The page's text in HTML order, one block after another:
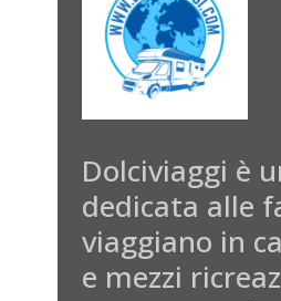
Dolciviaggi è
dedicata alle
viaggiano in
e mezzi